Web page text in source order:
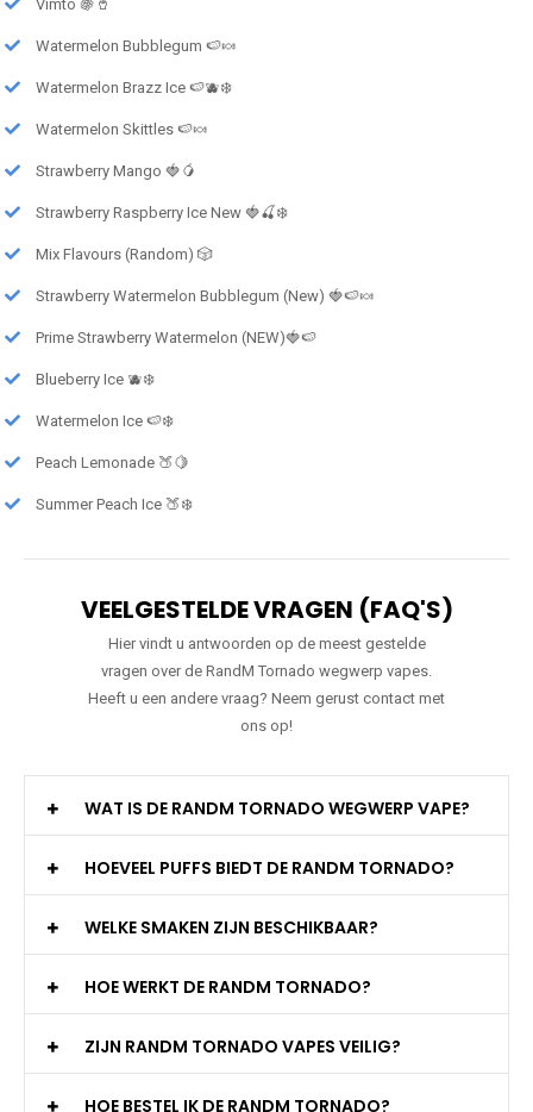
Vimto 🍇🥤
Watermelon Bubblegum 🍉🍬
Watermelon Brazz Ice 🍉🫐❄️
Watermelon Skittles 🍉🍬
Strawberry Mango 🍓🥭
Strawberry Raspberry Ice New 🍓🍒❄️
Mix Flavours (Random) 🎲
Strawberry Watermelon Bubblegum (New) 🍓🍉🍬
Prime Strawberry Watermelon (NEW)🍓🍉
Blueberry Ice 🫐❄️
Watermelon Ice 🍉❄️
Peach Lemonade 🍑🍋
Summer Peach Ice 🍑❄️
VEELGESTELDE VRAGEN (FAQ'S)
Hier vindt u antwoorden op de meest gestelde
vragen over de RandM Tornado wegwerp vapes.
Heeft u een andere vraag? Neem gerust contact met
ons op!
WAT IS DE RANDM TORNADO WEGWERP VAPE?
HOEVEEL PUFFS BIEDT DE RANDM TORNADO?
WELKE SMAKEN ZIJN BESCHIKBAAR?
HOE WERKT DE RANDM TORNADO?
ZIJN RANDM TORNADO VAPES VEILIG?
HOE BESTEL IK DE RANDM TORNADO?